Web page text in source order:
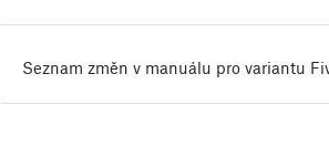
Seznam změn v manuálu pro variantu